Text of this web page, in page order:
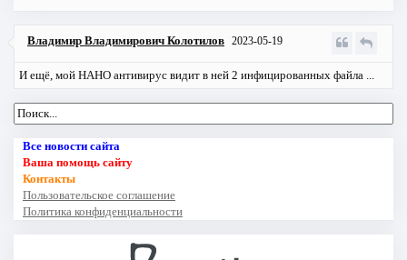
Владимир Владимирович Колотилов 2023-05-19
И ещё, мой НАНО антивирус видит в ней 2 инфицированных файла ...
Все новости сайта
Ваша помощь сайту
Контакты
Пользовательское соглашение
Политика конфиденциальности